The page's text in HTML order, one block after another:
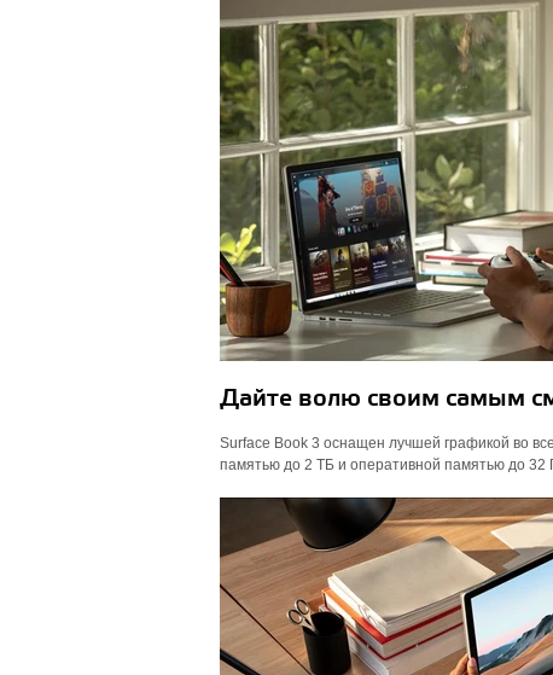
Дайте волю своим самым
Surface Book 3 оснащен лучшей графикой во
памятью до 2 ТБ и оперативной памятью до 32